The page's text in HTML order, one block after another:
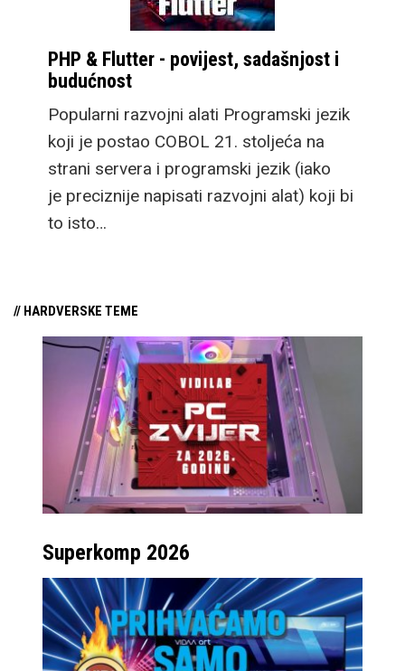
PHP & Flutter - povijest, sadašnjost i
budućnost
Popularni razvojni alati Programski jezik
koji je postao COBOL 21. stoljeća na
strani servera i programski jezik (iako
je preciznije napisati razvojni alat) koji bi
to isto…
// HARDVERSKE TEME
Superkomp 2026